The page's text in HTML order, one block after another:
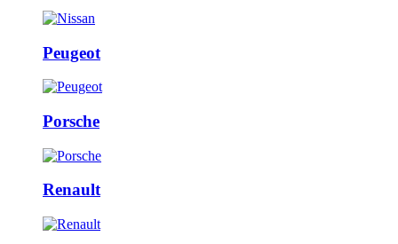
Peugeot
Porsche
Renault